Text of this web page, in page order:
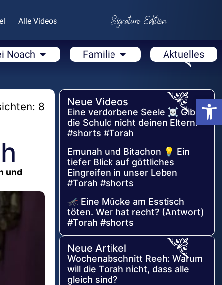
Alle Videos
Noach Familie Aktuelles
8
und
Neue Videos
Eine verdorbene Seele ☠️ Gib
die Schuld nicht deinen Eltern!
#shorts #Torah
Emunah und Bitachon 💡 Ein
tiefer Blick auf göttliches
Eingreifen in unser Leben
#Torah #shorts
🦟 Eine Mücke am Esstisch
töten. Wer hat recht? (Antwort)
#Torah #shorts
Neue Artikel
Wochenabschnitt Reeh: Warum
will die Torah nicht, dass alle
gleich sind?